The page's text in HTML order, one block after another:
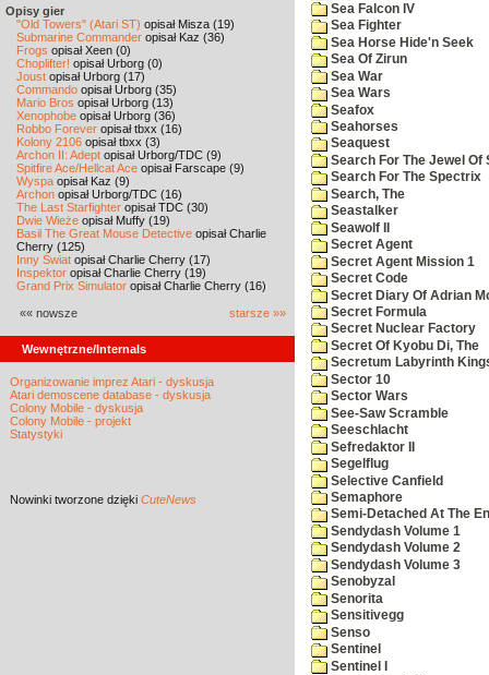
Opisy gier
"Old Towers" (Atari ST) opisał Misza (19)
Submarine Commander opisał Kaz (36)
Frogs opisał Xeen (0)
Choplifter! opisał Urborg (0)
Joust opisał Urborg (17)
Commando opisał Urborg (35)
Mario Bros opisał Urborg (13)
Xenophobe opisał Urborg (36)
Robbo Forever opisał tbxx (16)
Kolony 2106 opisał tbxx (3)
Archon II: Adept opisał Urborg/TDC (9)
Spitfire Ace/Hellcat Ace opisał Farscape (9)
Wyspa opisał Kaz (9)
Archon opisał Urborg/TDC (16)
The Last Starfighter opisał TDC (30)
Dwie Wieże opisał Muffy (19)
Basil The Great Mouse Detective opisał Charlie
Cherry (125)
Inny Świat opisał Charlie Cherry (17)
Inspektor opisał Charlie Cherry (19)
Grand Prix Simulator opisał Charlie Cherry (16)
«« nowsze starsze »»
Wewnętrzne/Internals
Organizowanie imprez Atari - dyskusja
Atari demoscene database - dyskusja
Colony Mobile - dyskusja
Colony Mobile - projekt
Statystyki
Nowinki tworzone dzięki CuteNews
Sea Falcon IV
Sea Fighter
Sea Horse Hide'n Seek
Sea Of Zirun
Sea War
Sea Wars
Seafox
Seahorses
Seaquest
Search For The Jewel Of
Search For The Spectrix
Search, The
Seastalker
Seawolf II
Secret Agent
Secret Agent Mission 1
Secret Code
Secret Diary Of Adrian
Secret Formula
Secret Nuclear Factory
Secret Of Kyobu Di, The
Secretum Labyrinth
Sector 10
Sector Wars
See-Saw Scramble
Seeschlacht
Sefredaktor II
Segelflug
Selective Canfield
Semaphore
Semi-Detached At The
Sendydash Volume 1
Sendydash Volume 2
Sendydash Volume 3
Senobyzal
Senorita
Sensitivegg
Senso
Sentinel
Sentinel I